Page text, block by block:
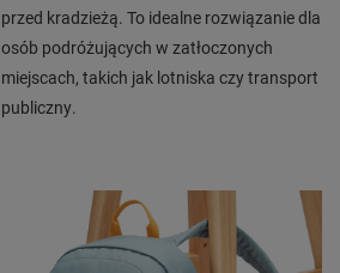
przed kradzieżą. To idealne rozwiązanie dla
osób podróżujących w zatłoczonych
miejscach, takich jak lotniska czy transport
publiczny.